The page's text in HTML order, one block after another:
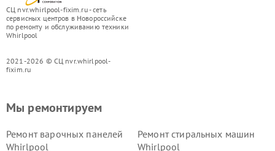
СЦ nvr.whirlpool-fixim.ru - сеть
сервисных центров в Новороссийске
по ремонту и обслуживанию техники
Whirlpool
2021-2026 © СЦ nvr.whirlpool-
fixim.ru
Мы ремонтируем
Ремонт варочных панелей
Whirlpool
Ремонт стиральных машин
Whirlpool